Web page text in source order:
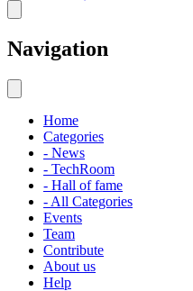
Navigation
Home
Categories
- News
- TechRoom
- Hall of fame
- All Categories
Events
Team
Contribute
About us
Help